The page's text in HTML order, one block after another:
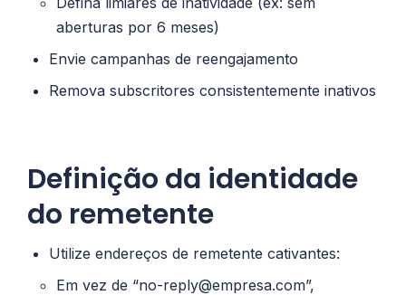
aberturas por 6 meses)
Envie campanhas de reengajamento
Remova subscritores consistentemente inativos
Definição da identidade
do remetente
Utilize endereços de remetente cativantes:
Em vez de “no-reply@empresa.com”,